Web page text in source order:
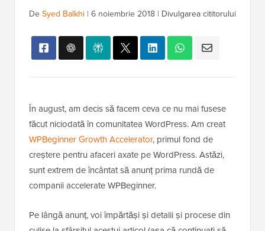
DeSyed Balkhi | 6 noiembrie 2018 | Divulgarea cititorului
În august, am decis să facem ceva ce nu mai fusese
făcut niciodată în comunitatea WordPress. Am creat
WPBeginner Growth Accelerator, primul fond de
creștere pentru afaceri axate pe WordPress. Astăzi,
sunt extrem de încântat să anunț prima rundă de
companii accelerate WPBeginner.
Pe lângă anunț, voi împărtăși și detalii și procese din